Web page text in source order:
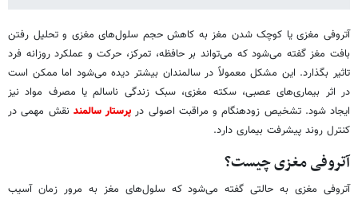
آتروفی مغزی یا کوچک شدن مغز به کاهش حجم سلول‌های مغزی و تحلیل رفتن
بافت مغز گفته می‌شود که می‌تواند بر حافظه، تمرکز، حرکت و عملکرد روزانه فرد
تاثیر بگذارد. این مشکل معمولاً در سالمندان بیشتر دیده می‌شود اما ممکن است
در اثر بیماری‌های عصبی، سکته مغزی، سبک زندگی ناسالم یا مصرف مواد نیز
ایجاد شود. تشخیص زودهنگام و مراقبت اصولی در پرستار سالمند نقش مهمی در
کنترل روند پیشرفت بیماری دارد.
آتروفی مغزی چیست؟
آتروفی مغزی به حالتی گفته می‌شود که سلول‌های مغز به مرور زمان آسیب